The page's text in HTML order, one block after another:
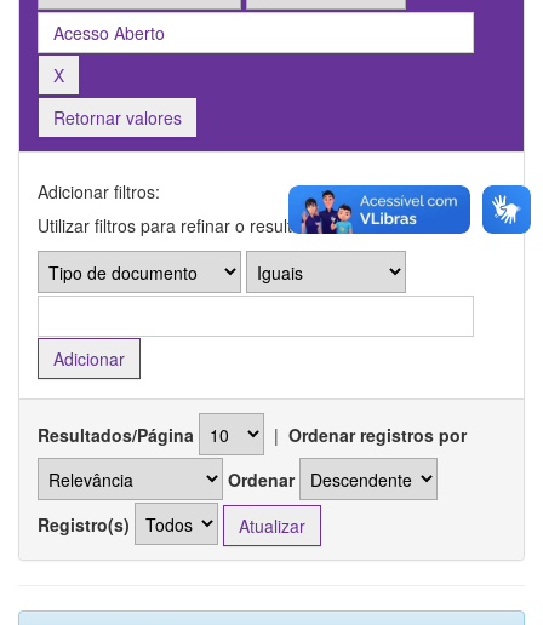
Retornar valores
Adicionar filtros:
Utilizar filtros para refinar o resultado de busca.
Resultados/Página | Ordenar registros por
Ordenar
Registro(s)